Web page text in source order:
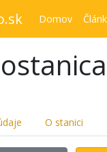
Domov
O stanici